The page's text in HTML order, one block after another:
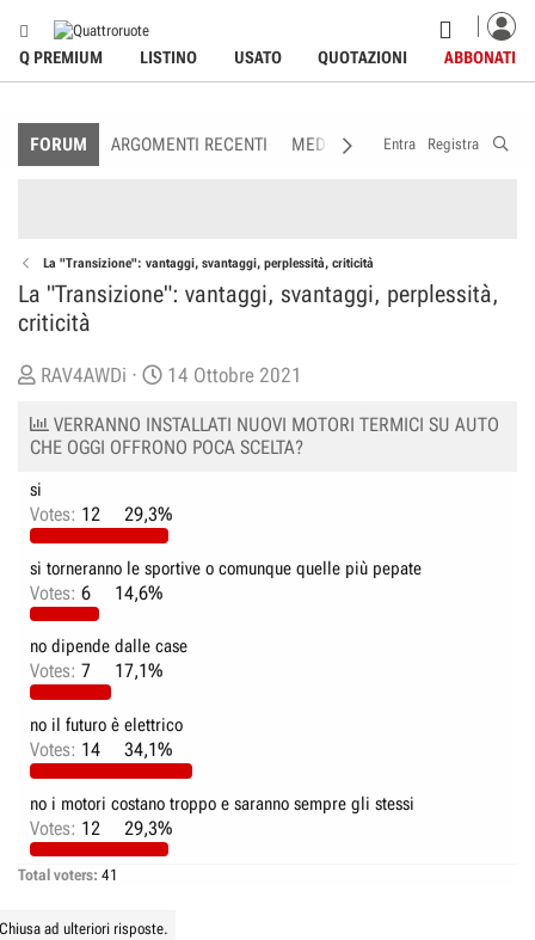
Q PREMIUM LISTINO USATO QUOTAZIONI ABBONATI
FORUM ARGOMENTI RECENTI MEDIA MEMBRI
Entra Registra
La "Transizione": vantaggi, svantaggi, perplessità, criticità
La "Transizione": vantaggi, svantaggi, perplessità,
criticità
C
e
a
t
o
r
e
D
s
c
u
s
s
i
o
n
RAV4AWDi
D
t
a
i
I
n
14 Ottobre 2021
VERRANNO INSTALLATI NUOVI MOTORI TERMICI SU AUTO
CHE OGGI OFFRONO POCA SCELTA?
si
Votes: 12 29,3%
si torneranno le sportive o comunque quelle più pepate
Votes: 6 14,6%
no dipende dalle case
Votes: 7 17,1%
no il futuro è elettrico
Votes: 14 34,1%
no i motori costano troppo e saranno sempre gli stessi
Votes: 12 29,3%
Total voters 41
ad ulteriori risposte.